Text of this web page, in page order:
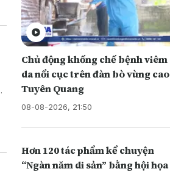
Chủ động khống chế bệnh viêm
da nổi cục trên đàn bò vùng cao
Tuyên Quang
08-08-2026, 21:50
Hơn 120 tác phẩm kể chuyện
“Ngàn năm di sản” bằng hội họa